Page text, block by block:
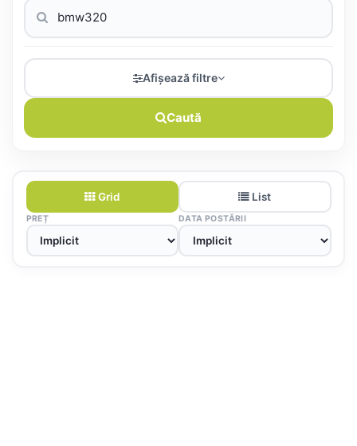
Afișează filtre
Caută
Grid List
PREȚ DATA POSTĂRII